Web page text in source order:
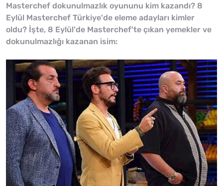
Masterchef dokunulmazlık oyununu kim kazandı? 8
Eylül Masterchef Türkiye'de eleme adayları kimler
oldu? İşte, 8 Eylül'de Masterchef'te çıkan yemekler ve
dokunulmazlığı kazanan isim: